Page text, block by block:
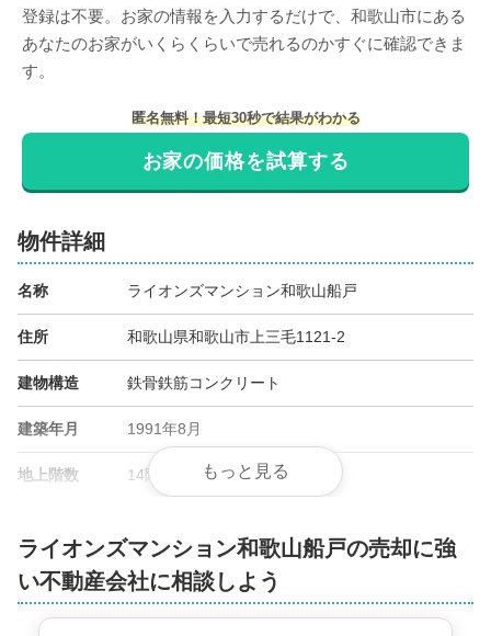
登録は不要。お家の情報を入力するだけで、 和歌山市にある
あなたのお家がいくらくらいで売れるのかすぐに確認できま
す。
匿名無料！最短30秒で結果がわかる
お家の価格を試算する
物件詳細
名称 ライオンズマンション和歌山船戸
住所 和歌山県和歌山市上三毛1121-2
建物構造 鉄骨鉄筋コンクリート
建築年月 1991年8月
地上階数 14階
管理会社 大京アステージ
もっと見る
ライオンズマンション和歌山船戸の売却に強
い不動産会社に相談しよう